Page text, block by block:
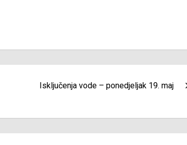
Isključenja vode – ponedjeljak 19. maj